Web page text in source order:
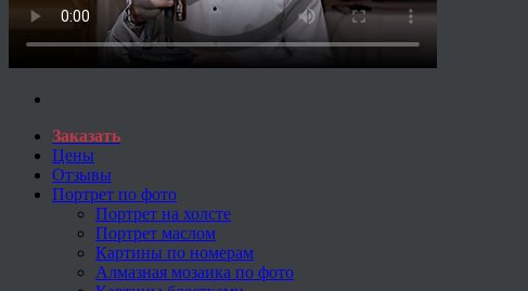
Заказать
Цены
Отзывы
Портрет по фото
Портрет на холсте
Портрет маслом
Картины по номерам
Алмазная мозаика по фото